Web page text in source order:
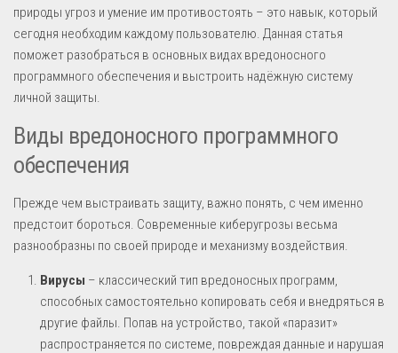
природы угроз и умение им противостоять – это навык, который
сегодня необходим каждому пользователю. Данная статья
поможет разобраться в основных видах вредоносного
программного обеспечения и выстроить надёжную систему
личной защиты.
Виды вредоносного программного
обеспечения
Прежде чем выстраивать защиту, важно понять, с чем именно
предстоит бороться. Современные киберугрозы весьма
разнообразны по своей природе и механизму воздействия.
Вирусы – классический тип вредоносных программ,
способных самостоятельно копировать себя и внедряться в
другие файлы. Попав на устройство, такой «паразит»
распространяется по системе, повреждая данные и нарушая